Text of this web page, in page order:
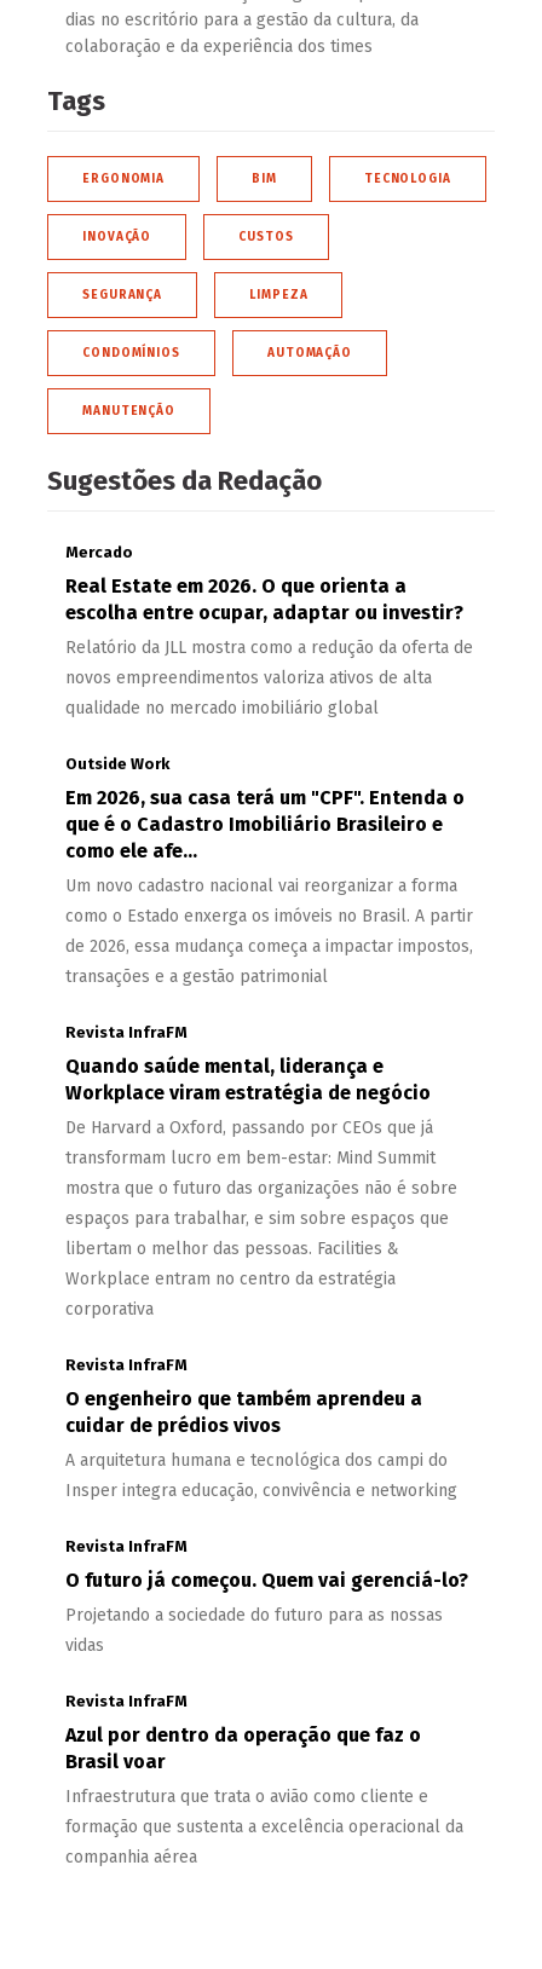
dias no escritório para a gestão da cultura, da
colaboração e da experiência dos times
Tags
ERGONOMIA BIM TECNOLOGIA
INOVAÇÃO CUSTOS
SEGURANÇA LIMPEZA
CONDOMÍNIOS AUTOMAÇÃO
MANUTENÇÃO
Sugestões da Redação
Mercado
Real Estate em 2026. O que orienta a
escolha entre ocupar, adaptar ou investir?
Relatório da JLL mostra como a redução da oferta de
novos empreendimentos valoriza ativos de alta
qualidade no mercado imobiliário global
Outside Work
Em 2026, sua casa terá um "CPF". Entenda o
que é o Cadastro Imobiliário Brasileiro e
como ele afe...
Um novo cadastro nacional vai reorganizar a forma
como o Estado enxerga os imóveis no Brasil. A partir
de 2026, essa mudança começa a impactar impostos,
transações e a gestão patrimonial
Revista InfraFM
Quando saúde mental, liderança e
Workplace viram estratégia de negócio
De Harvard a Oxford, passando por CEOs que já
transformam lucro em bem-estar: Mind Summit
mostra que o futuro das organizações não é sobre
espaços para trabalhar, e sim sobre espaços que
libertam o melhor das pessoas. Facilities &
Workplace entram no centro da estratégia
corporativa
Revista InfraFM
O engenheiro que também aprendeu a
cuidar de prédios vivos
A arquitetura humana e tecnológica dos campi do
Insper integra educação, convivência e networking
Revista InfraFM
O futuro já começou. Quem vai gerenciá-lo?
Projetando a sociedade do futuro para as nossas
vidas
Revista InfraFM
Azul por dentro da operação que faz o
Brasil voar
Infraestrutura que trata o avião como cliente e
formação que sustenta a excelência operacional da
companhia aérea